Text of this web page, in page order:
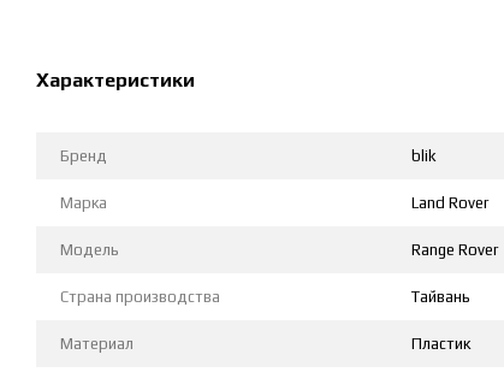
Характеристики
Бренд blik
Марка Land Rover
Модель Range Rover
Страна производства Тайвань
Материал Пластик